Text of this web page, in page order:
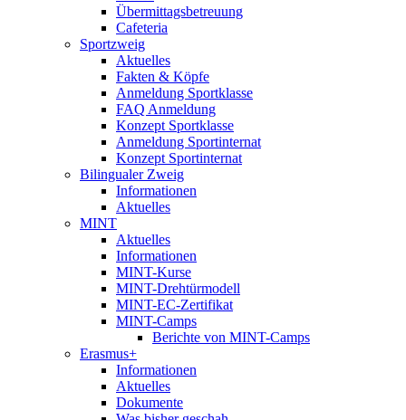
Übermittagsbetreuung
Cafeteria
Sportzweig
Aktuelles
Fakten & Köpfe
Anmeldung Sportklasse
FAQ Anmeldung
Konzept Sportklasse
Anmeldung Sportinternat
Konzept Sportinternat
Bilingualer Zweig
Informationen
Aktuelles
MINT
Aktuelles
Informationen
MINT-Kurse
MINT-Drehtürmodell
MINT-EC-Zertifikat
MINT-Camps
Berichte von MINT-Camps
Erasmus+
Informationen
Aktuelles
Dokumente